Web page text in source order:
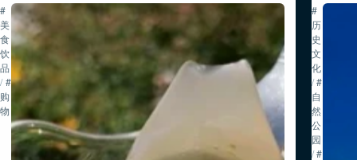
#
美
食・
饮
品
/ #
购
物
#
历
史・
文
化
/#
自
然・
公
园
/#